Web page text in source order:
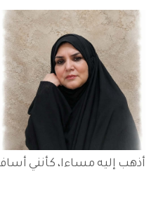
أذهب إليه مساءا، كأنني